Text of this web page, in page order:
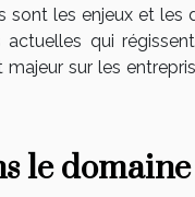
sont les enjeux et
qui
sur les
le